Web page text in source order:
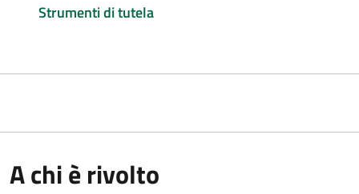
Strumenti di tutela
A chi è rivolto